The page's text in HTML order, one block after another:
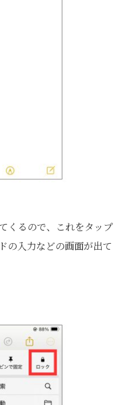
くるので、これをタップ
の入力などの画面が出て